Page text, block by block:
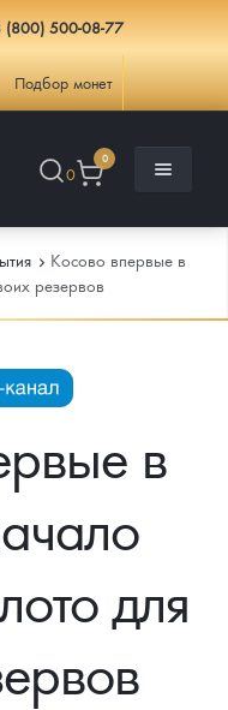
(800) 500-08-77
Подбор монет
0
0
серебра, платины на
Косово впервые в
резервов
в
для